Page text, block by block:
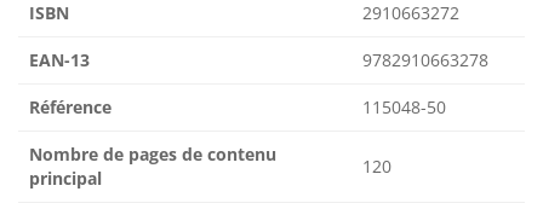
ISBN 2910663272
EAN-13 9782910663278
Référence 115048-50
Nombre de pages de contenu
principal
120